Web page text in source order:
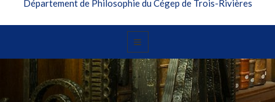
Département de Philosophie du Cégep de Trois-Rivières